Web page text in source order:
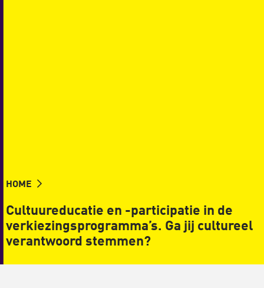
HOME
Cultuureducatie en -participatie in de
verkiezingsprogramma’s. Ga jij cultureel
verantwoord stemmen?